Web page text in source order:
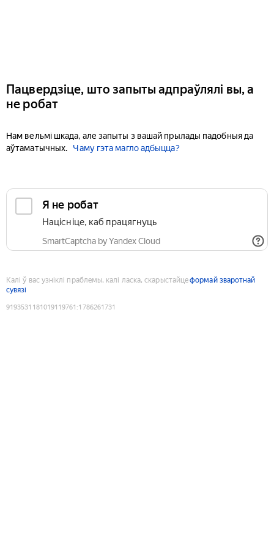
Пацвердзіце, што запыты адпраўлялі вы, а
не робат
Нам вельмі шкада, але запыты з вашай прылады падобныя да
аўтаматычных.
Чаму гэта магло адбыцца?
Я не робат
Націсніце, каб працягнуць
SmartCaptcha by Yandex Cloud
Калі ў вас узніклі праблемы, калі ласка, скарыстайцеформай зваротнай
сувязі
9193531181019119761 :1786261731